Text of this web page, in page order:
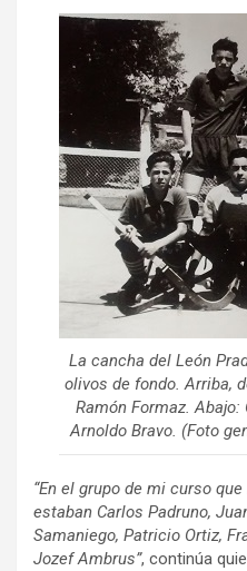
La cancha del León
olivos de fondo. Arriba,
Ramón Formaz.
Arnoldo Bravo. (Foto
“En el grupo de mi curso
estaban Carlos Padruno,
Samaniego, Patricio Ortiz,
Jozef Ambrus”, continúa